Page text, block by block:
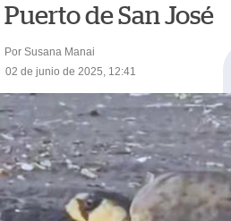
Puerto de San José
Por Susana Manai
02 de junio de 2025, 12:41